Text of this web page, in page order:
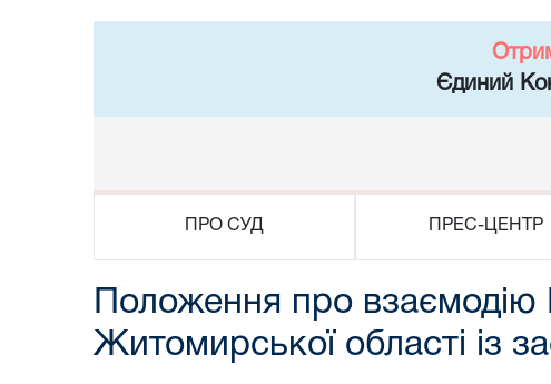
Єдиний
ПРО СУД ПРЕС-ЦЕНТР
Положення про взаємодію
Житомирської області із